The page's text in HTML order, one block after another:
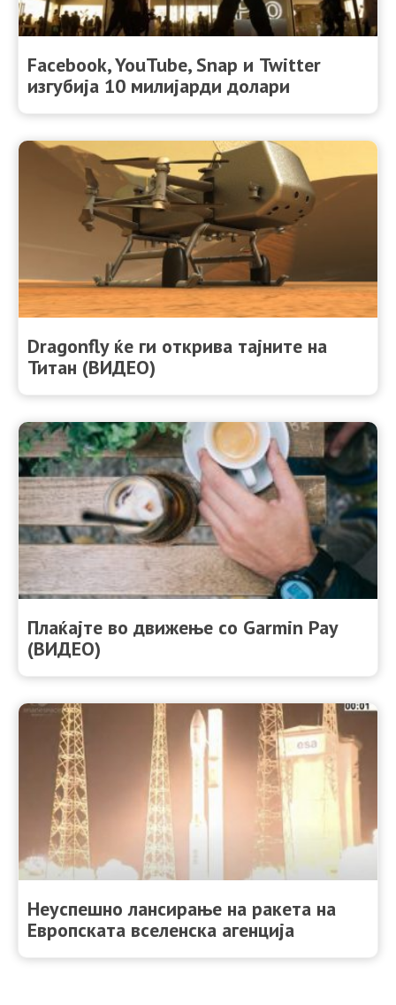
Facebook, YouTube, Snap и Twitter
изгубија 10 милијарди долари
Dragonfly ќе ги открива тајните на
Титан (ВИДЕО)
Плаќајте во движење со Garmin Pay
(ВИДЕО)
Неуспешно лансирање на ракета на
Европската вселенска агенција